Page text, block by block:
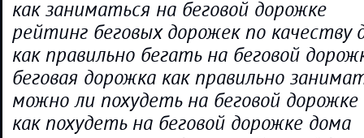
как заниматься на беговой дорожке
рейтинг беговых дорожек по качеству
как правильно бегать на беговой
беговая дорожка как правильно
можно ли похудеть на беговой дорожке
как похудеть на беговой дорожке дома